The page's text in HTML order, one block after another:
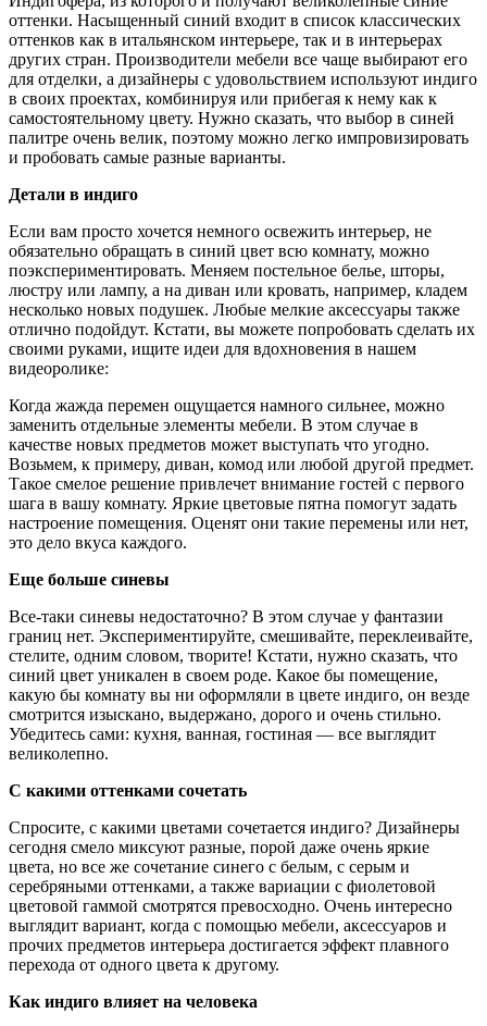
оттенки. Насыщенный синий входит в список классических
оттенков как в итальянском интерьере, так и в интерьерах
других стран. Производители мебели все чаще выбирают его
для отделки, а дизайнеры с удовольствием используют индиго
в своих проектах, комбинируя или прибегая к нему как к
самостоятельному цвету. Нужно сказать, что выбор в синей
палитре очень велик, поэтому можно легко импровизировать
и пробовать самые разные варианты.
Детали в индиго
Если вам просто хочется немного освежить интерьер, не
обязательно обращать в синий цвет всю комнату, можно
поэкспериментировать. Меняем постельное белье, шторы,
люстру или лампу, а на диван или кровать, например, кладем
несколько новых подушек. Любые мелкие аксессуары также
отлично подойдут. Кстати, вы можете попробовать сделать их
своими руками, ищите идеи для вдохновения в нашем
видеоролике:
Когда жажда перемен ощущается намного сильнее, можно
заменить отдельные элементы мебели. В этом случае в
качестве новых предметов может выступать что угодно.
Возьмем, к примеру, диван, комод или любой другой предмет.
Такое смелое решение привлечет внимание гостей с первого
шага в вашу комнату. Яркие цветовые пятна помогут задать
настроение помещения. Оценят они такие перемены или нет,
это дело вкуса каждого.
Еще больше синевы
Все-таки синевы недостаточно? В этом случае у фантазии
границ нет. Экспериментируйте, смешивайте, переклеивайте,
стелите, одним словом, творите! Кстати, нужно сказать, что
синий цвет уникален в своем роде. Какое бы помещение,
какую бы комнату вы ни оформляли в цвете индиго, он везде
смотрится изыскано, выдержано, дорого и очень стильно.
Убедитесь сами: кухня, ванная, гостиная — все выглядит
великолепно.
С какими оттенками сочетать
Спросите, с какими цветами сочетается индиго? Дизайнеры
сегодня смело миксуют разные, порой даже очень яркие
цвета, но все же сочетание синего с белым, с серым и
серебряными оттенками, а также вариации с фиолетовой
цветовой гаммой смотрятся превосходно. Очень интересно
выглядит вариант, когда с помощью мебели, аксессуаров и
прочих предметов интерьера достигается эффект плавного
перехода от одного цвета к другому.
Как индиго влияет на человека